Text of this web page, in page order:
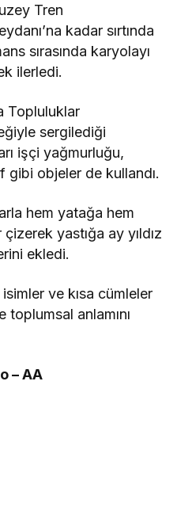
Tren
kadar sırtında
sırasında karyolayı
ilerledi.
Topluluklar
sergilediği
işçi yağmurluğu,
gibi objeler de kullandı.
hem yatağa hem
yastığa ay yıldız
ekledi.
ve kısa cümleler
anlamını
– AA